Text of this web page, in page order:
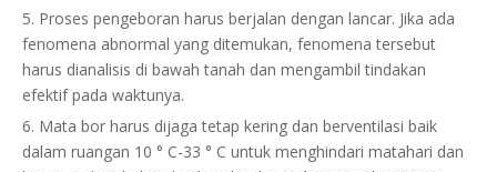
5. Proses pengeboran harus berjalan dengan lancar. Jika ada
fenomena abnormal yang ditemukan, fenomena tersebut
harus dianalisis di bawah tanah dan mengambil tindakan
efektif pada waktunya.
6. Mata bor harus dijaga tetap kering dan berventilasi baik
dalam ruangan 10 ° C-33 ° C untuk menghindari matahari dan